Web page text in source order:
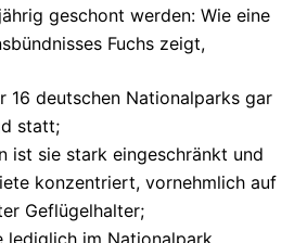
geschont werden: Wie eine
Fuchs zeigt,
16 deutschen Nationalparks gar
statt;
ist sie stark eingeschränkt und
konzentriert, vornehmlich auf
Geflügelhalter;